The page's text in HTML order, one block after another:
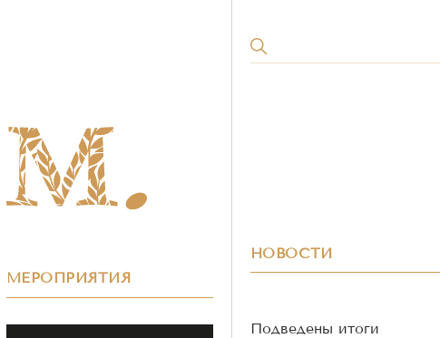
МЕРОПРИЯТИЯ
НОВОСТИ
Подведены итоги